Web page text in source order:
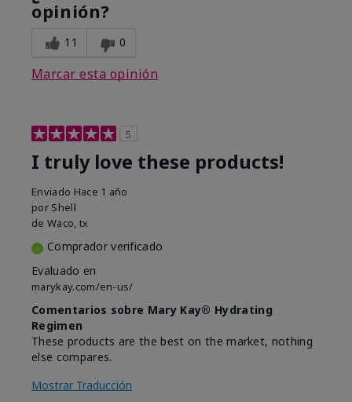
opinión?
11 0
Marcar esta opinión
5
I truly love these products!
Enviado Hace 1 año
por Shell
de Waco, tx
Comprador verificado
Evaluado en
marykay.com/en-us/
Comentarios sobre Mary Kay® Hydrating
Regimen
These products are the best on the market, nothing
else compares.
Mostrar Traducción